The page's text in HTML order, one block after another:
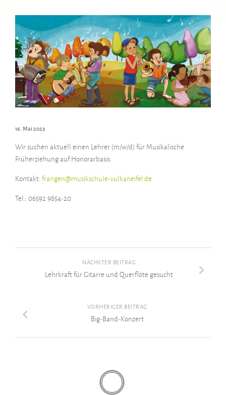
16. Mai 2023
Wir suchen aktuell einen Lehrer (m/w/d) für Musikalische
Früherziehung auf Honorarbasis.
Kontakt: frangen@musikschule-vulkaneifel.de
Tel.: 06592 9854-20
NÄCHSTER BEITRAG
Lehrkraft für Gitarre und Querflöte gesucht
VORHERIGER BEITRAG
Big-Band-Konzert